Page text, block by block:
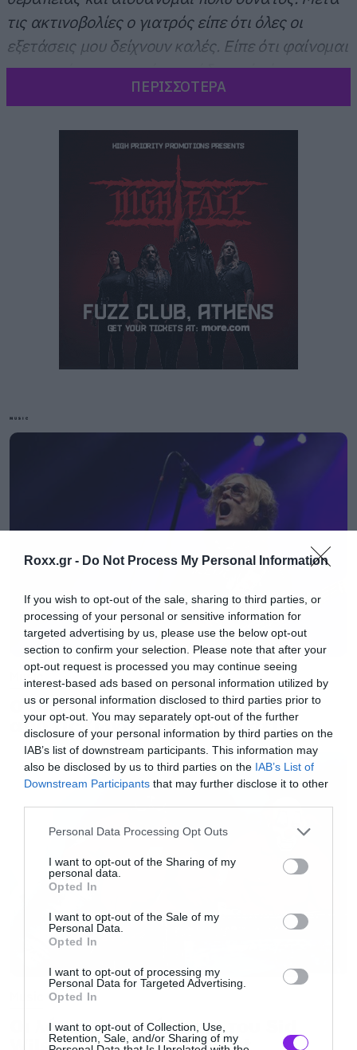
Roxx.gr - Do Not Process My Personal Information
If you wish to opt-out of the sale, sharing to third parties, or
processing of your personal or sensitive information for
targeted advertising by us, please use the below opt-out
section to confirm your selection. Please note that after your
opt-out request is processed you may continue seeing
interest-based ads based on personal information utilized by
us or personal information disclosed to third parties prior to
your opt-out. You may separately opt-out of the further
disclosure of your personal information by third parties on the
IAB’s list of downstream participants. This information may
also be disclosed by us to third parties on the IAB’s List of
Downstream Participants that may further disclose it to other
Please note that this website/app uses one or more Google
not limited to your visit or usage behaviour. You may click to
grant or deny consent to Google and its third-party tags to
use your data for below specified purposes in below Google
consent section.
Personal Data Processing Opt Outs
I want to opt-out of the Sharing of my
personal data.
Opted In
I want to opt-out of the Sale of my
Personal Data.
Opted In
I want to opt-out of processing my
Personal Data for Targeted Advertising.
Opted In
I want to opt-out of Collection, Use,
Retention, Sale, and/or Sharing of my
τις ακτινοβολίες ο γιατρός είπε ότι όλες οι
εξετάσεις μου δείχνουν καλές. Είπε ότι φαίνομαι
σαν να είμαι στο πρώτο στάδιο ενώ είμαι στο
τρίτο. Το ίδιο είπε και ο ογκολόγος έτσι
Οι Megadeth ακύρωσαν τις εμφανίσεις τους για
τη χρονια που διανύουμε, αλλά έχουν
ανακοινώσει ότι θα έρθουν στην Ευρώπη το
2020 μαζί με τους Five Finger Death Punch.
Όπως αναφέρει στο θέμα του το Rolling Stone o
Mustaine λέει ότι είχε δύο πολύ κακές μέρες
από τότε που έγινε η διάγνωση, αλλά το παρά
το γεγονός ότι ο καρκίνος δεν είναι ακόμα σε
ύφεση, έχει μπει ήδη στο στάδιο ανάρρωσης. Η
δουλειά για το άλμπουμ μπορεί να μπήκε σε
παύση αλλά το συγκρότημα σκοπεύει να
κυκλοφορήσει κάποια νέα τραγούδια πριν την
περιοδεία. Ο Mustaine δηλώνει ενθουσιασμένος
και ανυπομονεί να ανέβει ξανά στη σκηνή.
Μίλησε όμως και για αυτά που τον βοήθησαν
σε αυτή τη διαδικασία. Την οικογένεια του που
οπαδών αλλά και τα μηνύματα που δέχθηκε.
«Δέχτηκα ένα μήνυμα από τον παλιό αδελφό
μου τον James Hetfield. Χάρηκα τόσο πολύ που
επικοινώνησε μαζί μου. Άσχετα με το τι πιστεύει
ΠΕΡΙΣΣΟΤΕΡΑ
MUSIC
Music
Ο Glenn Hughes αποσύρθηκε
από τις ζωντανές εμφανίσεις
Οι λόγοι της απόλυσης του Sid